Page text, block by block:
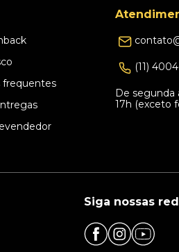
frequentes
(11)
De segunda
17h (exceto
Siga nossas